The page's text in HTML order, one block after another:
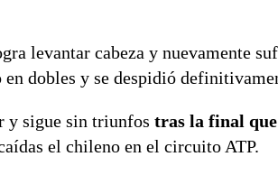
levantar cabeza y nuevamente
dobles y se despidió
y sigue sin triunfos tras la final que
el chileno en el circuito ATP.